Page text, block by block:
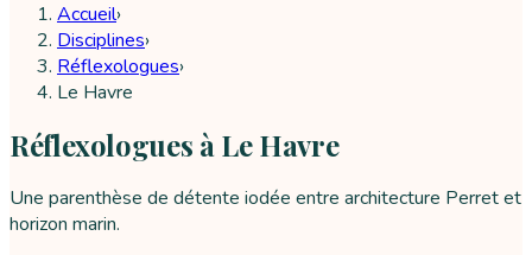
Accueil›
Disciplines›
Réflexologues›
Le Havre
Réflexologues à Le Havre
Une parenthèse de détente iodée entre architecture Perret et
horizon marin.